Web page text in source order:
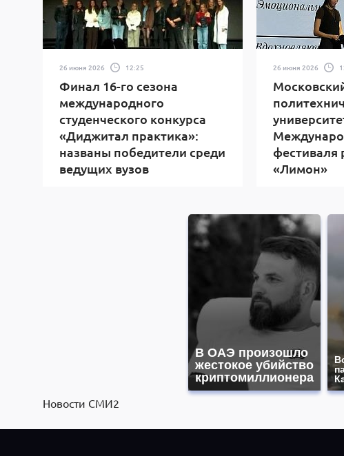
26 июня 2026 12:25
Финал 16-го сезона
международного
студенческого конкурса
«Диджитал практика»:
названы победители среди
ведущих вузов
26 июня 2026
фестиваля
«Лимон»
В ОАЭ произошло
жестокое убийство
криптомиллионера
Новости СМИ2